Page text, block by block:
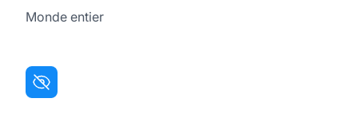
Monde entier